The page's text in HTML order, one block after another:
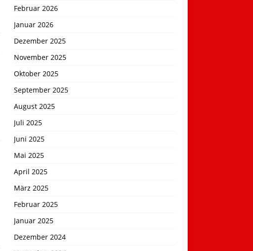
Februar 2026
Januar 2026
Dezember 2025
November 2025
Oktober 2025
September 2025
August 2025
Juli 2025
Juni 2025
Mai 2025
April 2025
März 2025
Februar 2025
Januar 2025
Dezember 2024